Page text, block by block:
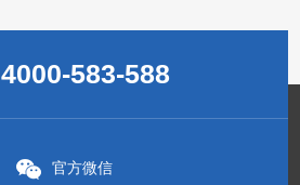
4000-583-588
官方微信